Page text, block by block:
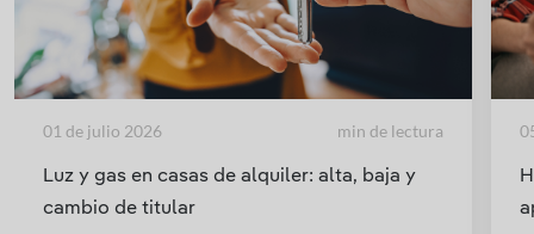
Luz y gas en casas de alquiler: alta, baja y
cambio de titular
01 de julio 2026 min de lectura